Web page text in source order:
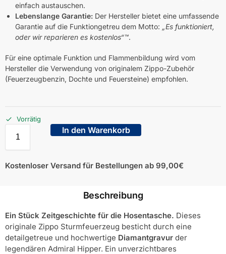
einfach austauschen.
Lebenslange Garantie: Der Hersteller bietet eine umfassende
Garantie auf die Funktiongetreu dem Motto: „Es funktioniert,
oder wir reparieren es kostenlos“™.
Für eine optimale Funktion und Flammenbildung wird vom
Hersteller die Verwendung von originalem Zippo-Zubehör
(Feuerzeugbenzin, Dochte und Feuersteine) empfohlen.
Vorrätig
In den Warenkorb
Kostenloser Versand für Bestellungen ab 99,00€
Beschreibung
Ein Stück Zeitgeschichte für die Hosentasche. Dieses
originale Zippo Sturmfeuerzeug besticht durch eine
detailgetreue und hochwertige Diamantgravur der
legendären Admiral Hipper. Ein unverzichtbares